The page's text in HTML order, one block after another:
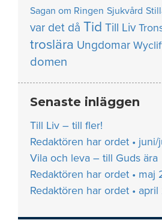
Sagan om Ringen Sjukvård
var det då Tid Till Liv
troslära Ungdomar
domen
Senaste inläggen
Till Liv – till fler!
Redaktören har ordet •
Vila och leva – till Guds ära
Redaktören har ordet • maj
Redaktören har ordet •